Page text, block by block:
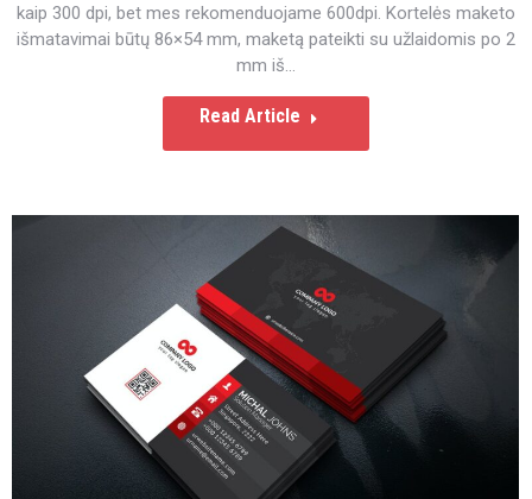
kaip 300 dpi, bet mes rekomenduojame 600dpi. Kortelės maketo
išmatavimai būtų 86×54 mm, maketą pateikti su užlaidomis po 2
mm iš…
Read Article